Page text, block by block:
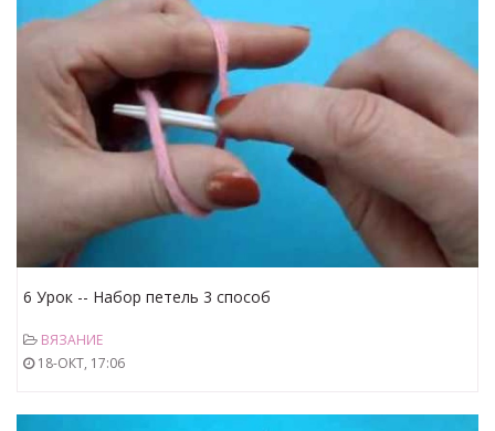
6 Урок -- Набор петель 3 способ
ВЯЗАНИЕ
18-ОКТ, 17:06